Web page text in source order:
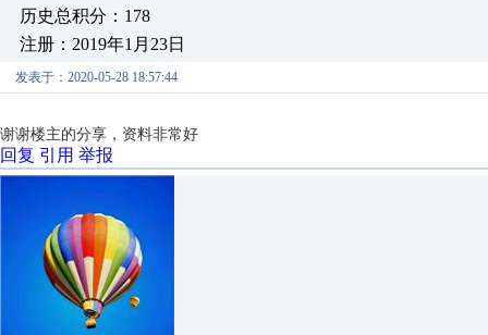
历史总积分：178
注册：2019年1月23日
发表于：2020-05-28 18:57:44
谢谢楼主的分享，资料非常好
回复 引用 举报